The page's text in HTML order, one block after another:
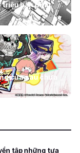
triệu bản phát
cửa sau chưa
tập những tựa